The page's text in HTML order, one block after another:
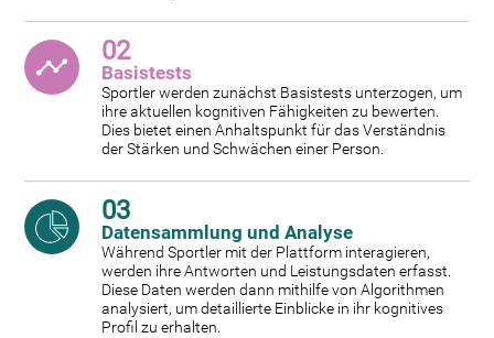
02
Basistests
Sportler werden zunächst Basistests unterzogen, um
ihre aktuellen kognitiven Fähigkeiten zu bewerten.
Dies bietet einen Anhaltspunkt für das Verständnis
der Stärken und Schwächen einer Person.
03
Datensammlung und Analyse
Während Sportler mit der Plattform interagieren,
werden ihre Antworten und Leistungsdaten erfasst.
Diese Daten werden dann mithilfe von Algorithmen
analysiert, um detaillierte Einblicke in ihr kognitives
Profil zu erhalten.